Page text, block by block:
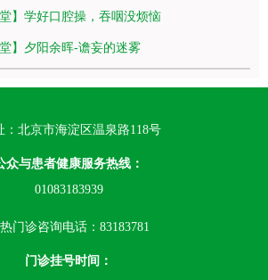
堂】学好口腔操，吞咽没烦恼
堂】夕阳余晖-谵妄的迷雾
：北京市海淀区温泉路118号
众与患者健康服务热线：
01083183939
门诊咨询电话：83183781
门诊挂号时间：